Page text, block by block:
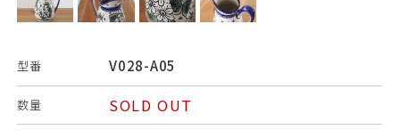
型番 V028-A05
数量 SOLD OUT